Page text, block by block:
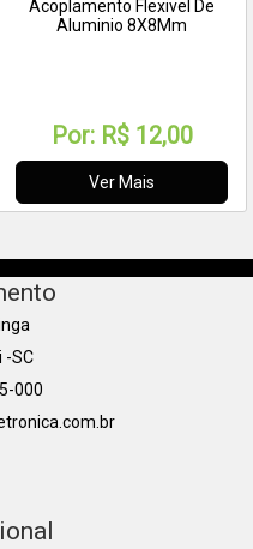
Acoplamento Flexivel De
Aluminio 8X8Mm
Por: R$ 12,00
Ver Mais
-SC
000